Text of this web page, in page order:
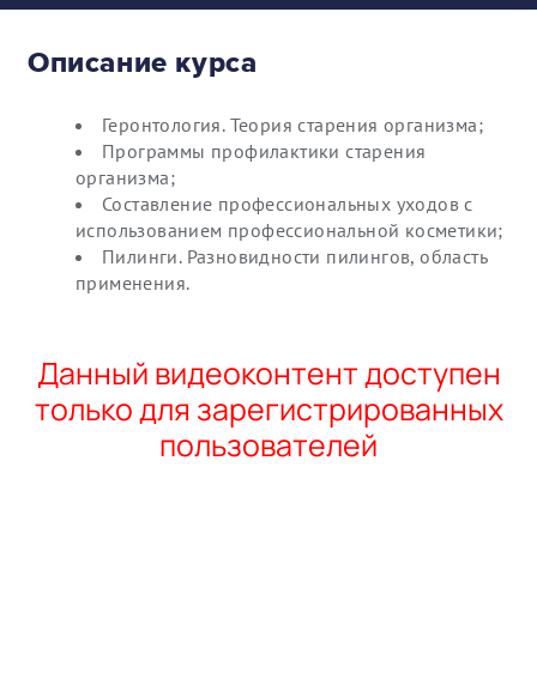
Описание курса
Геронтология. Теория старения организма;
Программы профилактики старения
организма;
Составление профессиональных уходов с
использованием профессиональной косметики;
Пилинги. Разновидности пилингов, область
применения.
Данный видеоконтент доступен
только для зарегистрированных
пользователей